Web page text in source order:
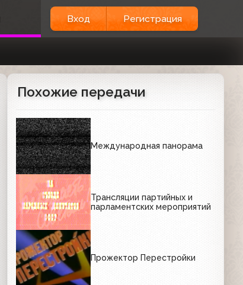
Вход Регистрация
Похожие передачи
Международная панорама
Трансляции партийных и
парламентских мероприятий
Прожектор Перестройки